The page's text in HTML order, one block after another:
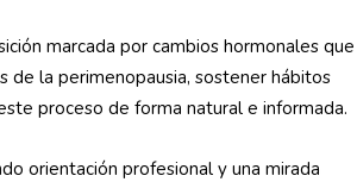
marcada por cambios hormonales que
de la perimenopausia, sostener hábitos
proceso de forma natural e informada.
orientación profesional y una mirada